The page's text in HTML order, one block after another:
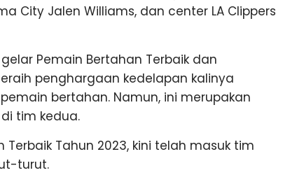
City Jalen Williams, dan center LA Clippers
Pemain Bertahan Terbaik dan
penghargaan kedelapan kalinya
bertahan. Namun, ini merupakan
tim kedua.
Terbaik Tahun 2023, kini telah masuk tim
turut.